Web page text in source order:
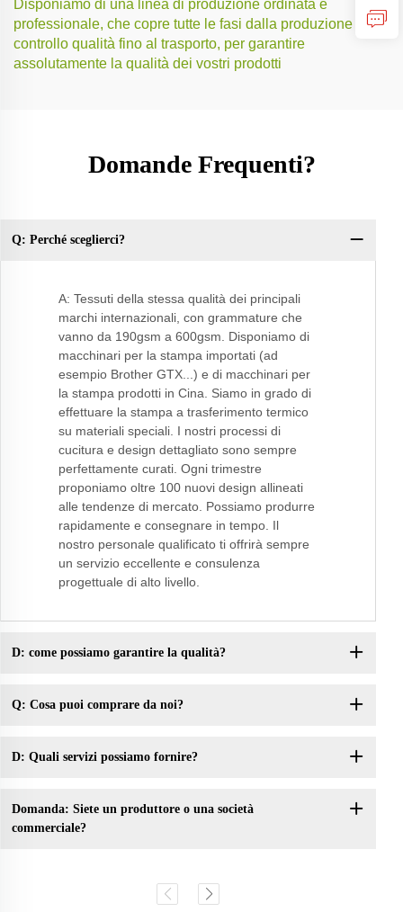
Disponiamo di una linea di produzione ordinata e
professionale, che copre tutte le fasi dalla produzione al
controllo qualità fino al trasporto, per garantire
assolutamente la qualità dei vostri prodotti
Domande Frequenti?
Q: Perché sceglierci?
A: Tessuti della stessa qualità dei principali
marchi internazionali, con grammature che
vanno da 190gsm a 600gsm. Disponiamo di
macchinari per la stampa importati (ad
esempio Brother GTX...) e di macchinari per
la stampa prodotti in Cina. Siamo in grado di
effettuare la stampa a trasferimento termico
su materiali speciali. I nostri processi di
cucitura e design dettagliato sono sempre
perfettamente curati. Ogni trimestre
proponiamo oltre 100 nuovi design allineati
alle tendenze di mercato. Possiamo produrre
rapidamente e consegnare in tempo. Il
nostro personale qualificato ti offrirà sempre
un servizio eccellente e consulenza
progettuale di alto livello.
D: come possiamo garantire la qualità?
Q: Cosa puoi comprare da noi?
D: Quali servizi possiamo fornire?
Domanda: Siete un produttore o una società
commerciale?